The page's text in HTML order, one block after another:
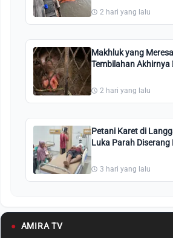
2 hari yang lalu
Makhluk yang
Tembilahan Akhirnya
2 hari yang lalu
Petani Karet di
Luka Parah Diserang
3 hari yang lalu
● AMIRA TV